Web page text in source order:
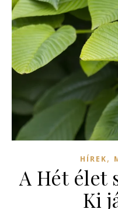
HÍREK,
A Hét élet
Ki